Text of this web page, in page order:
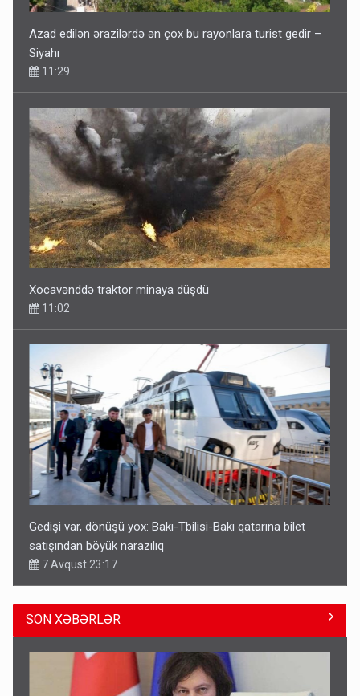
Azad edilən ərazilərdə ən çox bu rayonlara turist gedir –
Siyahı
11:29
Xocavənddə traktor minaya düşdü
11:02
Gedişi var, dönüşü yox: Bakı-Tbilisi-Bakı qatarına bilet
satışından böyük narazılıq
7 Avqust 23:17
SON XƏBƏRLƏR